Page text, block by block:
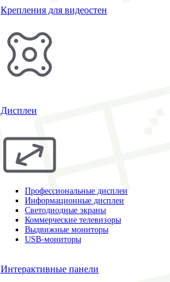
Крепления для видеостен
Дисплеи
Профессиональные дисплеи
Информационные дисплеи
Светодиодные экраны
Коммерческие телевизоры
Выдвижные мониторы
USB-мониторы
Интерактивные панели